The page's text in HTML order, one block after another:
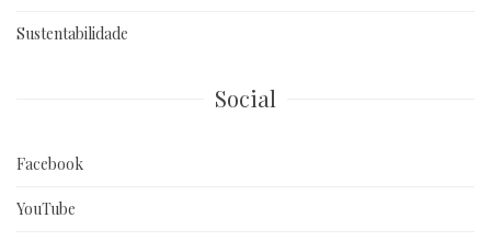
Sustentabilidade
Social
Facebook
YouTube